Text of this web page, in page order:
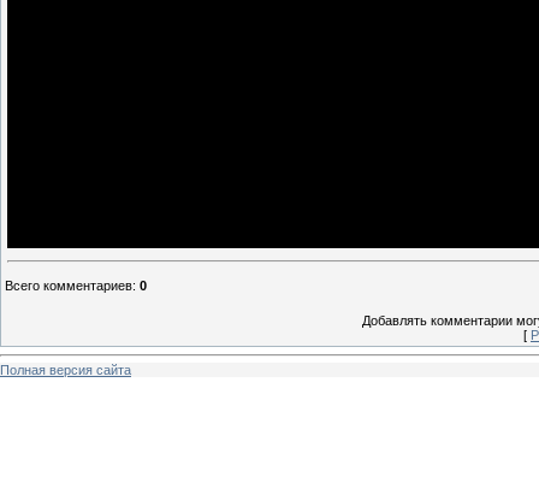
Всего комментариев: 0
Добавлять комментарии
[
Полная версия сайта